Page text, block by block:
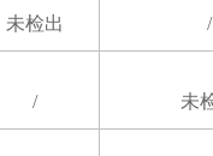
未检出 /
/ 未